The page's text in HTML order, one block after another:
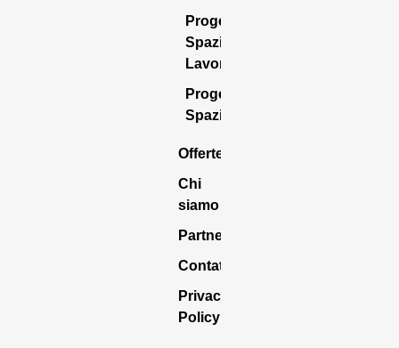
Progettazione
Spazio
Lavoro
Progettazione
Spazio Casa
Offerte
Chi
siamo
Partners
Contattaci
Privacy
Policy